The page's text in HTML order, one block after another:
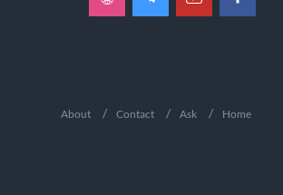
Home
Ask
Contact
About